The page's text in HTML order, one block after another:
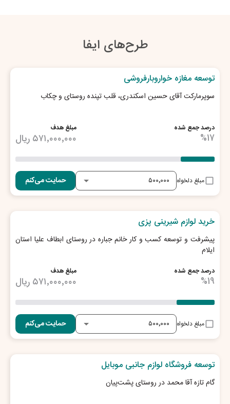
طرح‌های ایفا
توسعه مغازه خواروبارفروشی
سوپرمارکت آقای حسین اسکندری، قلب تپنده روستای و چکاب
درصد جمع شده
%17
مبلغ هدف
۵۷۱٬۰۰۰٬۰۰۰ ریال
مبلغ دلخواه حمایت می‌کنم
خرید لوازم شیرینی پزی
پیشرفت و توسعه کسب و کار خانم جباره در روستای ابطاف علیا استان
ایلام
درصد جمع شده
%19
مبلغ هدف
۵۷۱٬۰۰۰٬۰۰۰ ریال
مبلغ دلخواه حمایت می‌کنم
توسعه فروشگاه لوازم جانبی موبایل
گام تازه آقا محمد در روستای پشت‌پیان